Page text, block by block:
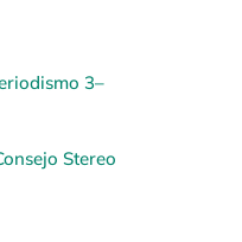
3–
Stereo